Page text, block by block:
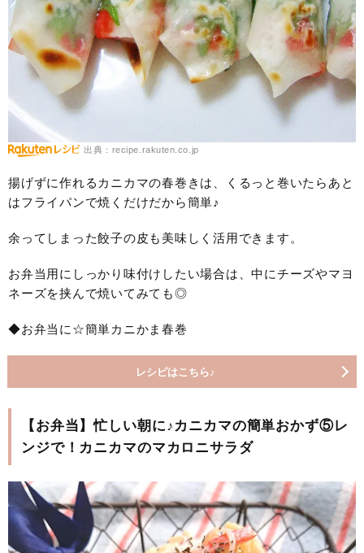
出典：recipe.rakuten.co.jp
揚げずに作れるカニカマの春巻きは、くるっと巻いたらあと
はフライパンで焼くだけだから簡単♪
余ってしまった餃子の皮も美味しく活用できます。
お弁当用にしっかり味付けしたい場合は、中にチーズやマヨ
ネーズを挟んで焼いてみても◎
◆お弁当に☆簡単カニかま春巻
レシピはこちら♪
【お弁当】忙しい朝に♪カニカマの簡単おかず⑤レ
ンジで！カニカマのマカロニサラダ